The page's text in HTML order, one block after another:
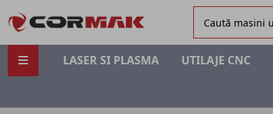
LASER SI PLASMA UTILAJE CNC